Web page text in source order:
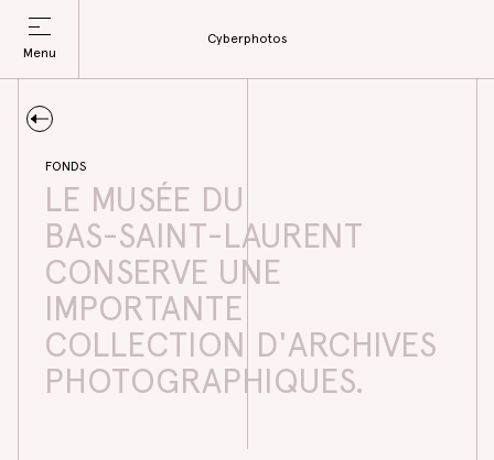
Cyberphotos
Menu
FONDS
LE MUSÉE DU
BAS-SAINT-LAURENT
CONSERVE UNE
IMPORTANTE
COLLECTION D'ARCHIVES
PHOTOGRAPHIQUES.